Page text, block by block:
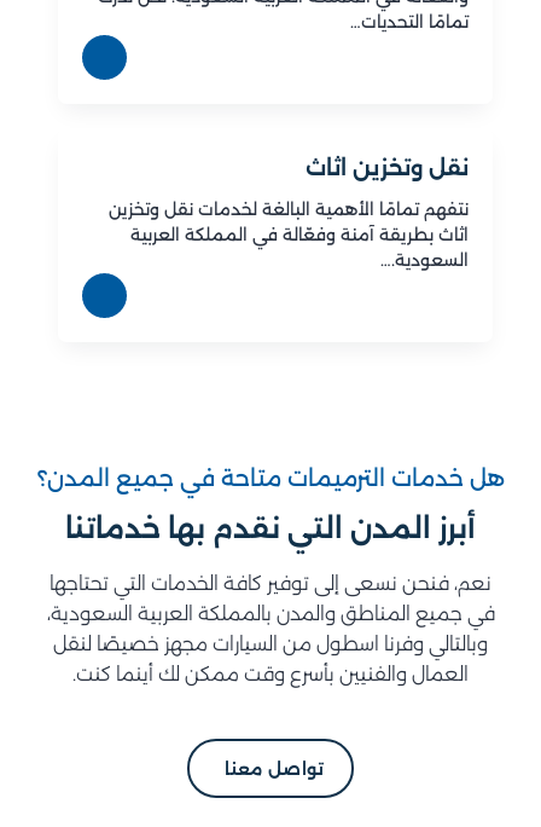
تمامًا التحديات…
نقل وتخزين اثاث
نتفهم تمامًا الأهمية البالغة لخدمات نقل وتخزين
اثاث بطريقة آمنة وفعّالة في المملكة العربية
السعودية.…
هل خدمات الترميمات متاحة في جميع المدن؟
أبرز المدن التي نقدم بها خدماتنا
نعم، فنحن نسعى إلى توفير كافة الخدمات التي تحتاجها
في جميع المناطق والمدن بالمملكة العربية السعودية،
وبالتالي وفرنا اسطول من السيارات مجهز خصيصًا لنقل
العمال والفنيين بأسرع وقت ممكن لك أينما كنت.
تواصل معنا